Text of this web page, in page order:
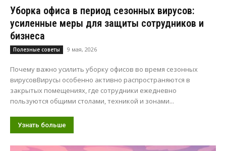
Уборка офиса в период сезонных вирусов:
усиленные меры для защиты сотрудников и
бизнеса
Полезные советы 9 мая, 2026
Почему важно усилить уборку офисов во время сезонных
вирусовВирусы особенно активно распространяются в
закрытых помещениях, где сотрудники ежедневно
пользуются общими столами, техникой и зонами...
Узнать больше